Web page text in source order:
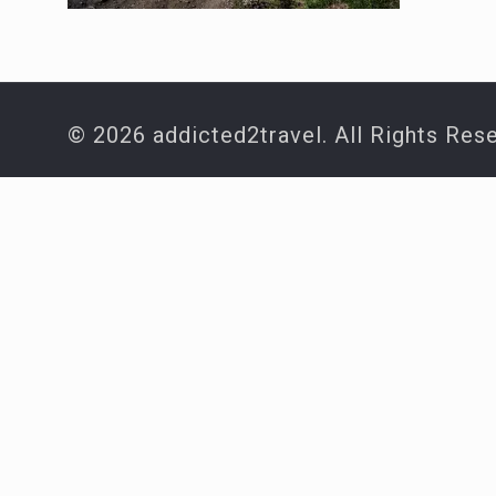
© 2026 addicted2travel. All Rights